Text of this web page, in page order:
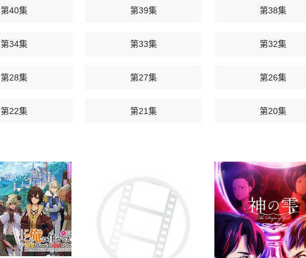
第40集 第39集 第38集
第34集 第33集 第32集
第28集 第27集 第26集
第22集 第21集 第20集
第10集 第08集
第04集 第03集 第02集